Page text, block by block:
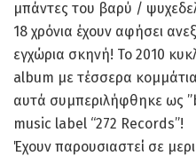
μπάντες του βαρύ /
18 χρόνια έχουν αφήσει
εγχώρια σκηνή! Το 2010
album με τέσσερα
αυτά συμπεριλήφθηκε ως
music label “272 Records”!
Έχουν παρουσιαστεί σε